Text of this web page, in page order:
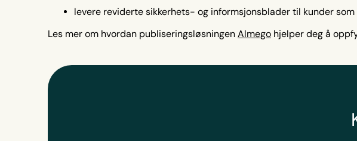
levere reviderte sikkerhets- og informsjonsblader til kunder
Les mer om hvordan publiseringsløsningen Almego hjelper deg å